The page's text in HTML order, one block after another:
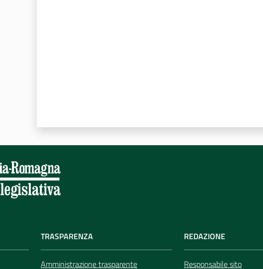
TRASPARENZA
Amministrazione trasparente
REDAZIONE
Responsabile sito